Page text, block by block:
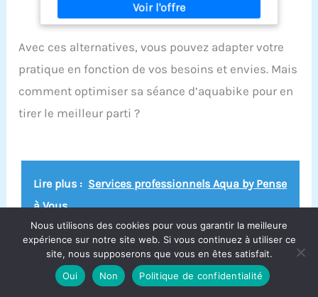
Avec ces alternatives, vous pouvez adapter votre
pratique en fonction de vos besoins et envies. Mais
comment optimiser sa séance d’aquabike pour en
tirer le meilleur parti ?
Lire plus : Services professionnels Aqua by Pense
à Vous
Optimiser sa séance d’Aquabike : conseils
Nous utilisons des cookies pour vous garantir la meilleure
expérience sur notre site web. Si vous continuez à utiliser ce
site, nous supposerons que vous en êtes satisfait.
Oui
Non Politique de confidentialité